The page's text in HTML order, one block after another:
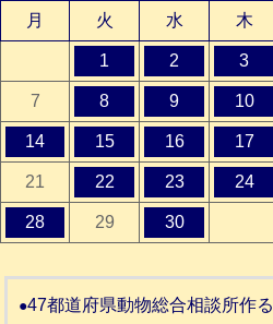
月 火 水 木
1 2 3
7 8 9 10
14 15 16 17
21 22 23 24
28 29 30
47都道府県動物総合相談所作る